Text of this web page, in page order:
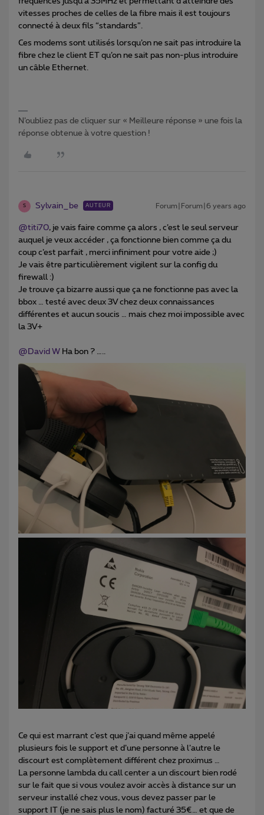
vitesses proches de celles de la fibre mais il est toujours
connecté à deux fils “standards”.
Ces modems sont utilisés lorsqu’on ne sait pas introduire la
fibre chez le client ET qu’on ne sait pas non-plus introduire
un câble Ethernet.
N’oubliez pas de cliquer sur « Meilleure réponse » une fois la
réponse obtenue à votre question !
S Sylvain_be AUTEUR Forum|Forum|6 years ago
@titi70, je vais faire comme ça alors , c’est le seul serveur
auquel je veux accéder , ça fonctionne bien comme ça du
coup c’est parfait , merci infiniment pour votre aide ;)
Je vais être particulièrement vigilent sur la config du
firewall :)
Je trouve ça bizarre aussi que ça ne fonctionne pas avec la
bbox … testé avec deux 3V chez deux connaissances
différentes et aucun soucis … mais chez moi impossible avec
la 3V+
@David W Ha bon ? …..
Ce qui est marrant c’est que j’ai quand même appelé
plusieurs fois le support et d’une personne à l’autre le
discourt est complètement différent chez proximus …
La personne lambda du call center a un discourt bien rodé
sur le fait que si vous voulez avoir accès à distance sur un
serveur installé chez vous, vous devez passer par le
support IT (je ne sais plus le nom) facturé 35€… et que de